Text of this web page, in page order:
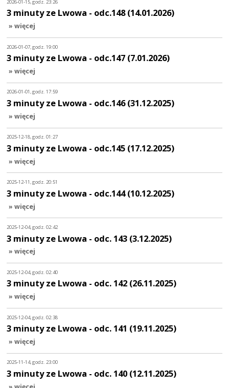
2026-01-15, godz. 23:26
3 minuty ze Lwowa - odc.148 (14.01.2026)
» więcej
2026-01-07, godz. 19:00
3 minuty ze Lwowa - odc.147 (7.01.2026)
» więcej
2026-01-01, godz. 17:59
3 minuty ze Lwowa - odc.146 (31.12.2025)
» więcej
2025-12-18, godz. 01:27
3 minuty ze Lwowa - odc.145 (17.12.2025)
» więcej
2025-12-11, godz. 20:51
3 minuty ze Lwowa - odc.144 (10.12.2025)
» więcej
2025-12-04, godz. 02:42
3 minuty ze Lwowa - odc. 143 (3.12.2025)
» więcej
2025-12-04, godz. 02:40
3 minuty ze Lwowa - odc. 142 (26.11.2025)
» więcej
2025-12-04, godz. 02:38
3 minuty ze Lwowa - odc. 141 (19.11.2025)
» więcej
2025-11-14, godz. 23:00
3 minuty ze Lwowa - odc. 140 (12.11.2025)